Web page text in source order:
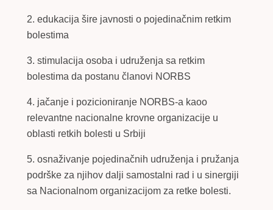
2. edukacija šire javnosti o pojedinačnim retkim
bolestima
3. stimulacija osoba i udruženja sa retkim
bolestima da postanu članovi NORBS
4. jačanje i pozicioniranje NORBS-a kaoo
relevantne nacionalne krovne organizacije u
oblasti retkih bolesti u Srbiji
5. osnaživanje pojedinačnih udruženja i pružanja
podrške za njihov dalji samostalni rad i u sinergiji
sa Nacionalnom organizacijom za retke bolesti.